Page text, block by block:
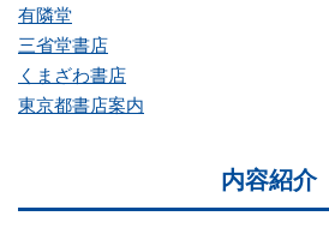
有隣堂
三省堂書店
くまざわ書店
東京都書店案内
内容紹介